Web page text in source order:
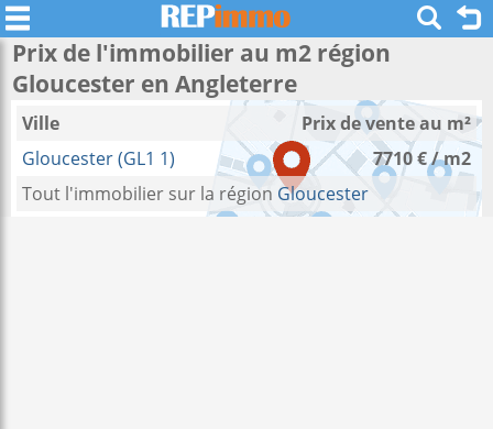
Prix de l'immobilier au m2 région
Gloucester en Angleterre
Ville
Prix de vente au m²
Gloucester (GL1 1)
7710 € / m2
Tout l'immobilier sur la région Gloucester